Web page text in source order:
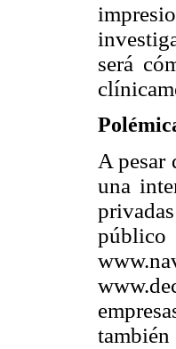
será
A pesar
una
público
también